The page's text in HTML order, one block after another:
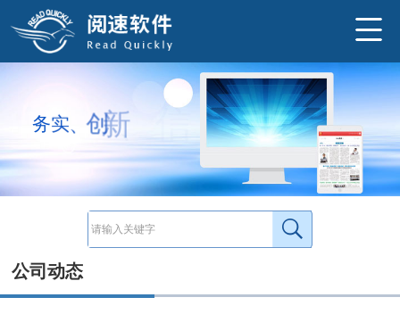
务实、创新、 信
公司动态